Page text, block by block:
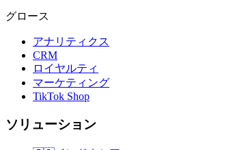
グロース
アナリティクス
CRM
ロイヤルティ
マーケティング
TikTok Shop
ソリューション